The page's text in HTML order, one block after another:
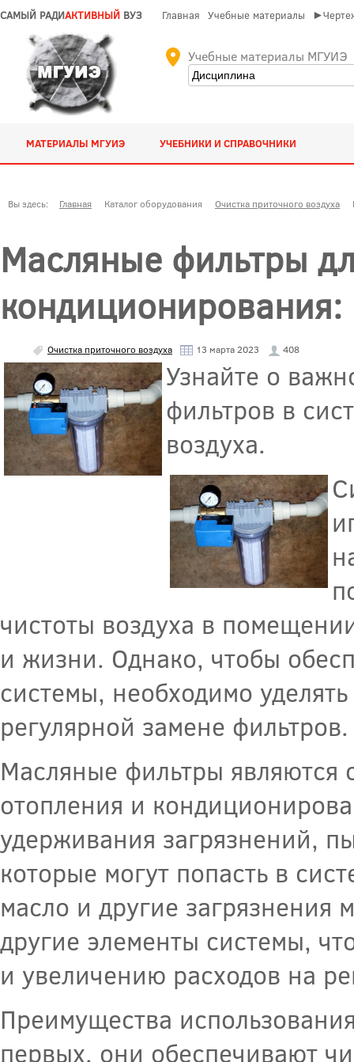
САМЫЙ РАДИАКТИВНЫЙ ВУЗ Главная Учебные материалы
Учебные материалы МГУИЭ
МАТЕРИАЛЫ МГУИЭ УЧЕБНИКИ И СПРАВОЧНИКИ
Вы здесь: Главная Каталог оборудования Очистка приточного воздуха
Масляные фильтры
Очистка приточного воздуха 13 марта 2023 408
Узнайте о
фильтров в
воздуха.
чистоты воздуха в
и жизни. Однако, чтобы
системы, необходимо
регулярной замене фильтров.
Масляные фильтры
отопления и
удерживания загрязнений,
которые могут попасть в
масло и другие загрязнения
другие элементы системы,
и увеличению расходов на
Преимущества
первых, они обеспечивают